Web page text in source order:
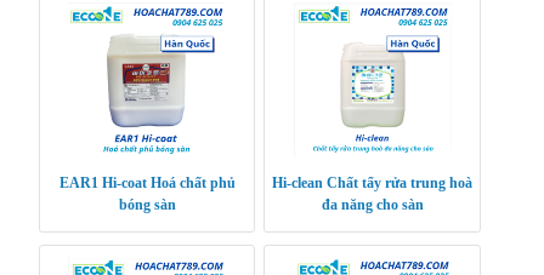
EAR1 Hi-coat Hoá chất phủ
bóng sàn
Hi-clean Chất tẩy rửa trung hoà
đa năng cho sàn